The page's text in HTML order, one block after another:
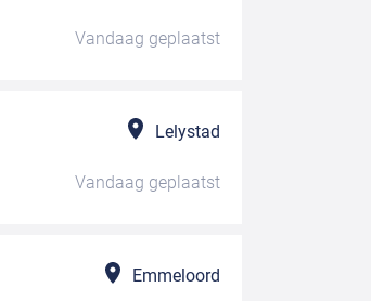
Vandaag geplaatst
Lelystad
Vandaag geplaatst
Emmeloord